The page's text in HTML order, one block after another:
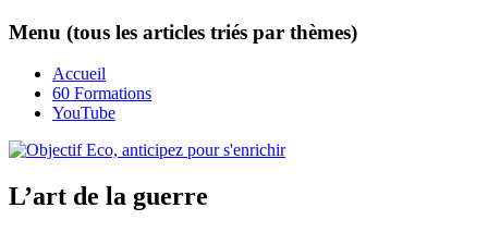
Menu (tous les articles triés par thèmes)
Accueil
60 Formations
YouTube
L’art de la guerre